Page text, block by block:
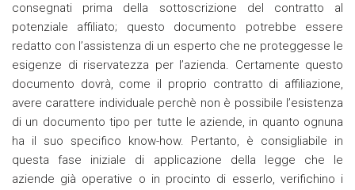
consegnati prima della sottoscrizione del contratto al
potenziale affiliato; questo documento potrebbe essere
redatto con l’assistenza di un esperto che ne proteggesse le
esigenze di riservatezza per l’azienda. Certamente questo
documento dovrà, come il proprio contratto di affiliazione,
avere carattere individuale perchè non è possibile l’esistenza
di un documento tipo per tutte le aziende, in quanto ognuna
ha il suo specifico know-how. Pertanto, è consigliabile in
questa fase iniziale di applicazione della legge che le
aziende già operative o in procinto di esserlo, verifichino i